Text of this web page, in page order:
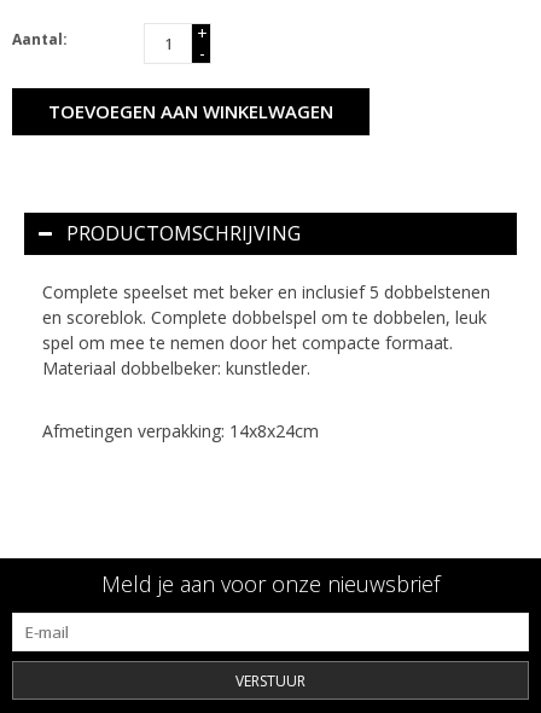
Aantal:
+
-
TOEVOEGEN AAN WINKELWAGEN
PRODUCTOMSCHRIJVING
Complete speelset met beker en inclusief 5 dobbelstenen
en scoreblok. Complete dobbelspel om te dobbelen, leuk
spel om mee te nemen door het compacte formaat.
Materiaal dobbelbeker: kunstleder.
Afmetingen verpakking: 14x8x24cm
Meld je aan voor onze nieuwsbrief
VERSTUUR